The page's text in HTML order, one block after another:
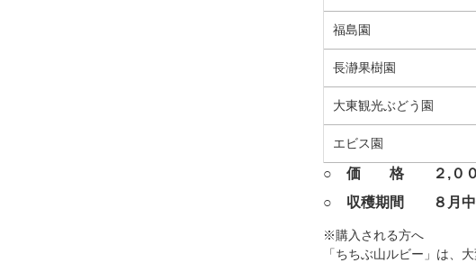
福島園
長瀞果樹園
大東観光ぶどう園
エビス園
○ 価 格 ２,０００
○ 収穫期間 ８月中旬
※購入される方へ
「ちちぶ山ルビー」は、